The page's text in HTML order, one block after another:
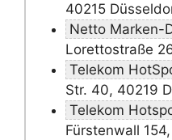
40215
Netto Marken-
Lorettostraße
Telekom
Str. 40, 40219
Telekom
Fürstenwall